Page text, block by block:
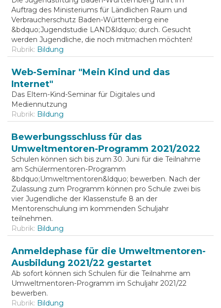
Auftrag des Ministeriums für Ländlichen Raum und
Verbraucherschutz Baden-Württemberg eine
&bdquo;Jugendstudie LAND&ldquo; durch. Gesucht
werden Jugendliche, die noch mitmachen möchten!
Rubrik: Bildung
Web-Seminar "Mein Kind und das
Internet"
Das Eltern-Kind-Seminar für Digitales und
Mediennutzung
Rubrik: Bildung
Bewerbungsschluss für das
Umweltmentoren-Programm 2021/2022
Schulen können sich bis zum 30. Juni für die Teilnahme
am Schülermentoren-Programm
&bdquo;Umweltmentoren&ldquo; bewerben. Nach der
Zulassung zum Programm können pro Schule zwei bis
vier Jugendliche der Klassenstufe 8 an der
Mentorenschulung im kommenden Schuljahr
teilnehmen.
Rubrik: Bildung
Anmeldephase für die Umweltmentoren-
Ausbildung 2021/22 gestartet
Ab sofort können sich Schulen für die Teilnahme am
Umweltmentoren-Programm im Schuljahr 2021/22
bewerben.
Rubrik: Bildung